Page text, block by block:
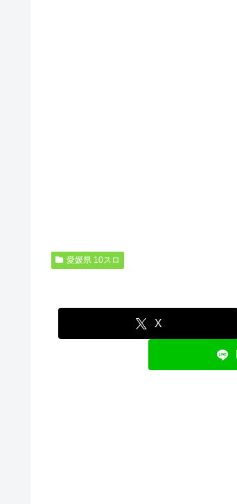
愛媛県 10スロ
X